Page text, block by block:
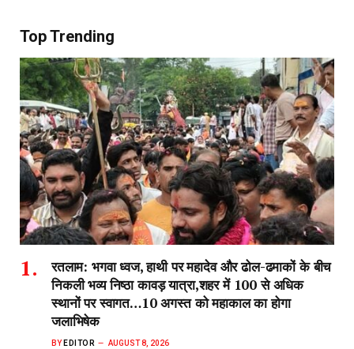
Top Trending
रतलाम: भगवा ध्वज, हाथी पर महादेव और ढोल-ढमाकों के बीच
निकली भव्य निष्ठा कावड़ यात्रा,शहर में 100 से अधिक
स्थानों पर स्वागत…10 अगस्त को महाकाल का होगा
जलाभिषेक
BY EDITOR AUGUST 8, 2026